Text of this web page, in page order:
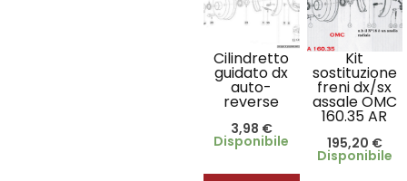
Cilindretto
guidato dx
auto-
reverse
3,98 €
Disponibile
Kit
sostituzione
freni dx/sx
assale OMC
160.35 AR
195,20 €
Disponibile